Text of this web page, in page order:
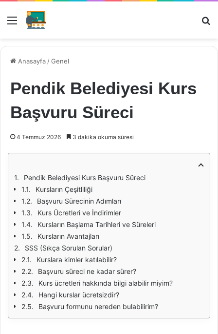
Menü
Anasayfa /Genel
Pendik Belediyesi Kurs
Başvuru Süreci
4 Temmuz 2026 3 dakika okuma süresi
Pendik Belediyesi Kurs Başvuru Süreci
Kursların Çeşitliliği
Başvuru Sürecinin Adımları
Kurs Ücretleri ve İndirimler
Kursların Başlama Tarihleri ve Süreleri
Kursların Avantajları
SSS (Sıkça Sorulan Sorular)
Kurslara kimler katılabilir?
Başvuru süreci ne kadar sürer?
Kurs ücretleri hakkında bilgi alabilir miyim?
Hangi kurslar ücretsizdir?
Başvuru formunu nereden bulabilirim?